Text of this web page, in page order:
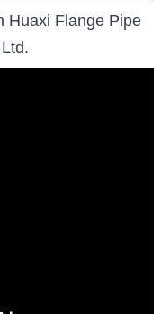
Huaxi Flange Pipe